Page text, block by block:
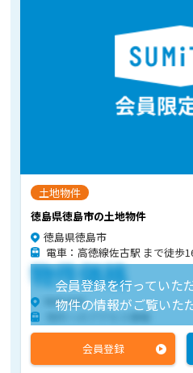
土地物件
徳島県徳島市の土地物件
徳島県徳島市
電車：高徳線佐古駅 まで徒歩
会員登録を行っていた
物件の情報がご覧いた
物件価格
物件住所
物件へのアクセス情報
会員登録